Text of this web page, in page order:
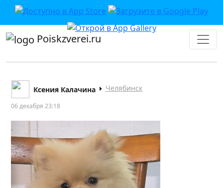
Poiskzverei.ru
Ксения Калачина Челябинск
06 декабря 23:18